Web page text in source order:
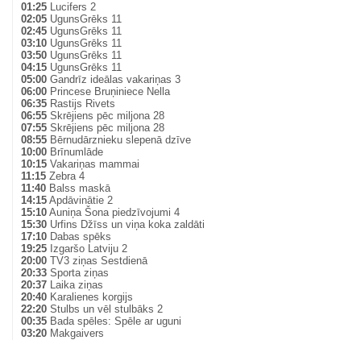
01:25 Lucifers 2
02:05 UgunsGrēks 11
02:45 UgunsGrēks 11
03:10 UgunsGrēks 11
03:50 UgunsGrēks 11
04:15 UgunsGrēks 11
05:00 Gandrīz ideālas vakariņas 3
06:00 Princese Bruņiniece Nella
06:35 Rastijs Rivets
06:55 Skrējiens pēc miljona 28
07:55 Skrējiens pēc miljona 28
08:55 Bērnudārznieku slepenā dzīve
10:00 Brīnumlāde
10:15 Vakariņas mammai
11:15 Zebra 4
11:40 Balss maskā
14:15 Apdāvinātie 2
15:10 Auniņa Šona piedzīvojumi 4
15:30 Urfins Džīss un viņa koka zaldāti
17:10 Dabas spēks
19:25 Izgaršo Latviju 2
20:00 TV3 ziņas Sestdienā
20:33 Sporta ziņas
20:37 Laika ziņas
20:40 Karalienes korgijs
22:20 Stulbs un vēl stulbāks 2
00:35 Bada spēles: Spēle ar uguni
03:20 Makgaivers